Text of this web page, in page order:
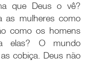
que Deus o vê?
as mulheres como
como os homens
elas? O mundo
cobiça. Deus não